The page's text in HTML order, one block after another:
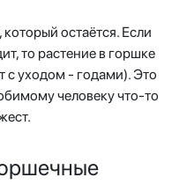
остаётся. Если
то растение в горшке
с уходом - годами). Это
человеку что-то